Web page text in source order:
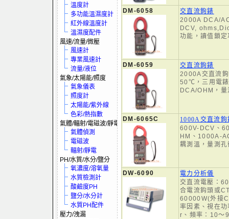
溫度計
多功能溫濕度計
紅外線溫度計
溫濕度配件
風速/流量/微壓
風速計
專業風速計
流量/液位
氣象/太陽能/照度
氣象儀表
照度計
太陽能/紫外線
色彩/熱指數
氣體/輻射/電磁波/靜電
氣體偵測
電磁波
輻射/靜電
PH/水質/水分/鹽分
氧濃度/溶氧量
水質檢測計
酸鹼度PH
鹽分/水分計
水質PH配件
壓力/洩漏
DM-6058
交直流鉤錶
2000A DCA/
DCV,
功能，讀值鎖
DM-6059
交直流鉤錶
2000A交直流
50℃，三用電
DCA/OHM，
DM-6065C
1000A交直流
600V-DCV、
HM、1000A-
耦測溫，量測
DW-6090
電力分析儀
交直流電壓：
合電流鈎頭或
60000W(外接
率因素、視在
r、頻率：10～